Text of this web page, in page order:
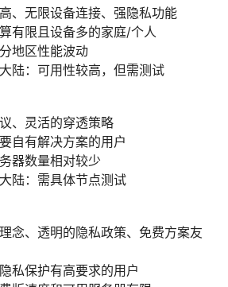
、无限设备连接、强隐私功能
有限且设备多的家庭/个人
地区性能波动
陆：可用性较高，但需测试
、灵活的穿透策略
自有解决方案的用户
器数量相对较少
陆：需具体节点测试
念、透明的隐私政策、免费方案友
私保护有高要求的用户